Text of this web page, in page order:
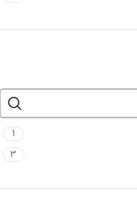
1
3